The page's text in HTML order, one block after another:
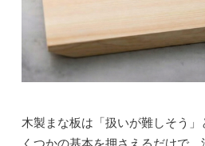
木製まな板は「扱いが難しそう